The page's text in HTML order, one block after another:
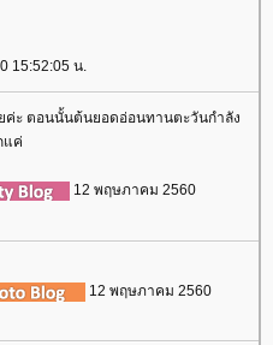
15:52:05 น.
ค่ะ ตอนนั้นต้นยอดอ่อนทานตะวันกำลัง
แค่
12 พฤษภาคม 2560
12 พฤษภาคม 2560